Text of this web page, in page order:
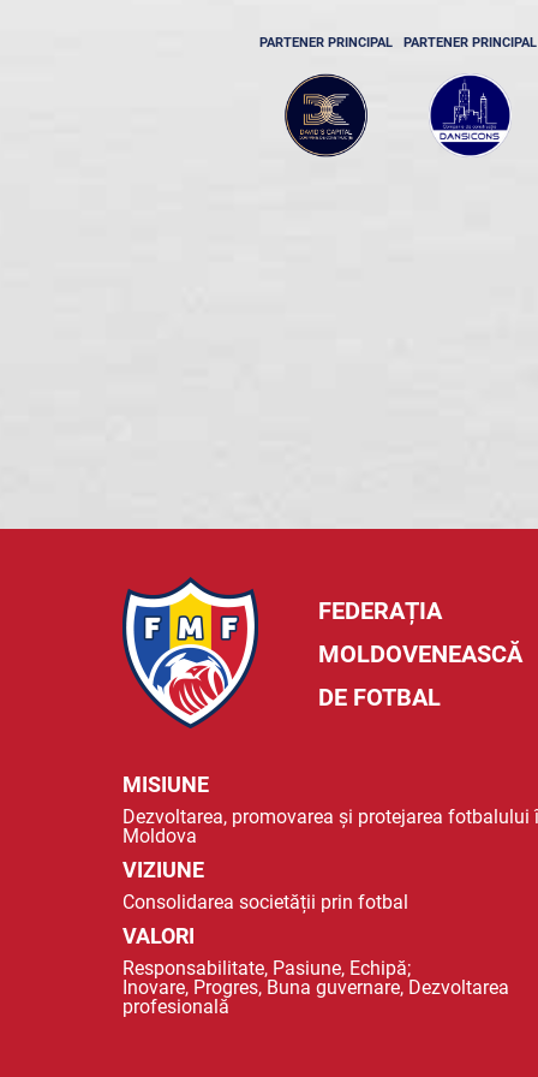
PARTENER PRINCIPAL PARTENER PRINCIPAL
FEDERAȚIA
MOLDOVENEASCĂ
DE FOTBAL
MISIUNE
Dezvoltarea, promovarea și protejarea fotbalului
Moldova
VIZIUNE
Consolidarea societății prin fotbal
VALORI
Responsabilitate, Pasiune, Echipă;
Inovare, Progres, Buna guvernare, Dezvoltarea
profesională